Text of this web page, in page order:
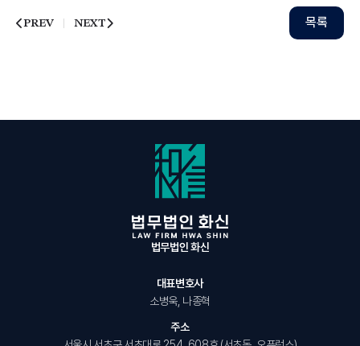
PREV NEXT 목록
법무법인 화신
대표변호사
소병욱, 나종혁
주소